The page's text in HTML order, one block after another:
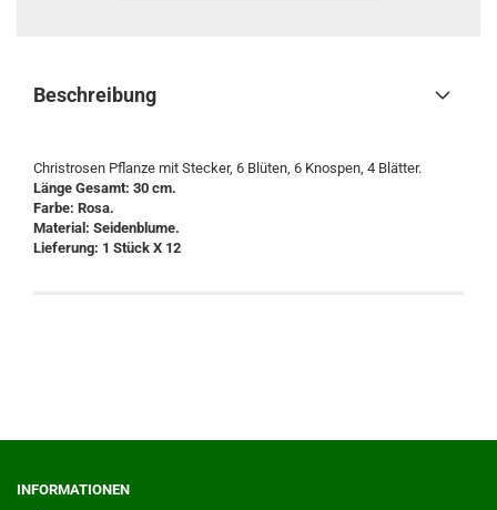
Beschreibung
Christrosen Pflanze mit Stecker, 6 Blüten, 6 Knospen, 4 Blätter.
Länge Gesamt: 30 cm.
Farbe: Rosa.
Material: Seidenblume.
Lieferung: 1 Stück X 12
INFORMATIONEN